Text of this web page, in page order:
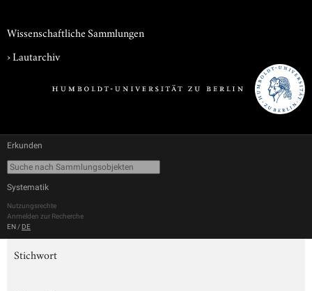
Wissenschaftliche Sammlungen
›Lautarchiv
Erkunden
Systematik
Nutzungsrechte
Anmelden zur Recherche
EN / DE
Stichwort